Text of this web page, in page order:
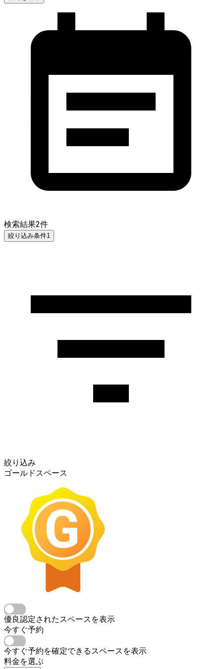
検索結果2件
絞り込み条件1
絞り込み
ゴールドスペース
優良認定されたスペースを表示
今すぐ予約
今すぐ予約を確定できるスペースを表示
料金を選ぶ